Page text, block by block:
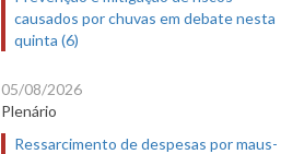
causados por chuvas em debate nesta
quinta (6)
05/08/2026
Plenário
Ressarcimento de despesas por maus-